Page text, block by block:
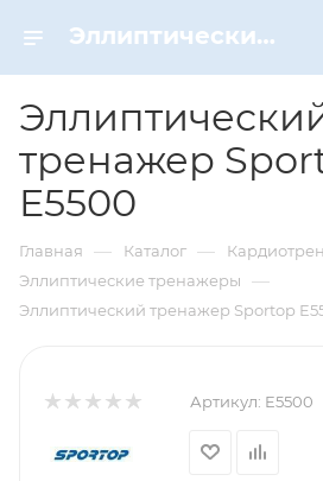
Эллиптический тренажер Sportop E5500 – купить по цене 183350 руб. в интернет-магазине Dynamic-Sport
тренажер
E5500
Главная — Каталог —
Эллиптические тренажеры —
Эллиптический тренажер Sportop
Артикул: E5500